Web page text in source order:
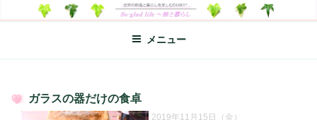
ン
ン
SO-GLAD LIFE～旅と暮らし
世界の料理のエッセイやレシピ、シンプルライフ、楽しい暮らしなどを
綴る、世界248か国を旅した松本あづさのDIARYです
メニュー
投
ガラスの器だけの食卓
2019年11月15日（金）